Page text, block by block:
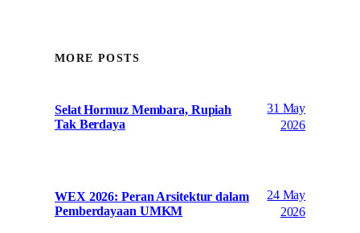
MORE POSTS
Selat Hormuz Membara, Rupiah
Tak Berdaya
31 May
2026
WEX 2026: Peran Arsitektur dalam
Pemberdayaan UMKM
24 May
2026